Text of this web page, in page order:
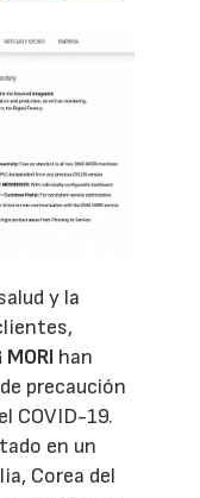
y la
MORI han
precaución
COVID-19.
en un
Corea del